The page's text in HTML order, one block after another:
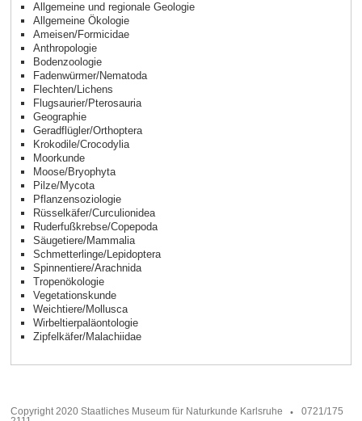
Allgemeine und regionale Geologie
Allgemeine Ökologie
Ameisen/Formicidae
Anthropologie
Bodenzoologie
Fadenwürmer/Nematoda
Flechten/Lichens
Flugsaurier/Pterosauria
Geographie
Geradflügler/Orthoptera
Krokodile/Crocodylia
Moorkunde
Moose/Bryophyta
Pilze/Mycota
Pflanzensoziologie
Rüsselkäfer/Curculionidea
Ruderfußkrebse/Copepoda
Säugetiere/Mammalia
Schmetterlinge/Lepidoptera
Spinnentiere/Arachnida
Tropenökologie
Vegetationskunde
Weichtiere/Mollusca
Wirbeltierpaläontologie
Zipfelkäfer/Malachiidae
Copyright 2020 Staatliches Museum für Naturkunde Karlsruhe
0721/175